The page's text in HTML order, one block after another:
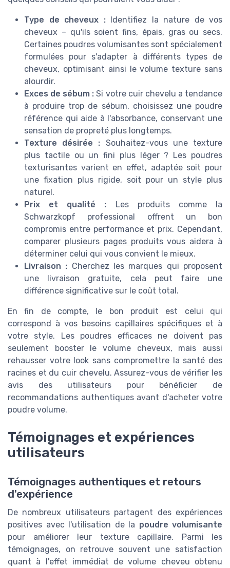
Type de cheveux :Identifiez la nature de vos
cheveux – qu'ils soient fins, épais, gras ou secs.
Certaines poudres volumisantes sont spécialement
formulées pour s'adapter à différents types de
cheveux, optimisant ainsi le volume texture sans
alourdir.
Exces de sébum : Si votre cuir chevelu a tendance
à produire trop de sébum, choisissez une poudre
référence qui aide à l'absorbance, conservant une
sensation de propreté plus longtemps.
Texture désirée : Souhaitez-vous une texture
plus tactile ou un fini plus léger ? Les poudres
texturisantes varient en effet, adaptée soit pour
une fixation plus rigide, soit pour un style plus
naturel.
Prix et qualité : Les produits comme la
Schwarzkopf professional offrent un bon
compromis entre performance et prix. Cependant,
comparer plusieurs pages produitsvous aidera à
déterminer celui qui vous convient le mieux.
Livraison : Cherchez les marques qui proposent
une livraison gratuite, cela peut faire une
différence significative sur le coût total.
En fin de compte, le bon produit est celui qui
correspond à vos besoins capillaires spécifiques et à
votre style. Les poudres efficaces ne doivent pas
seulement booster le volume cheveux, mais aussi
rehausser votre look sans compromettre la santé des
racines et du cuir chevelu. Assurez-vous de vérifier les
avis des utilisateurs pour bénéficier de
recommandations authentiques avant d'acheter votre
poudre volume.
Témoignages et expériences
utilisateurs
Témoignages authentiques et retours
d'expérience
De nombreux utilisateurs partagent des expériences
positives avec l'utilisation de la poudre volumisante
pour améliorer leur texture capillaire. Parmi les
témoignages, on retrouve souvent une satisfaction
quant à l'effet immédiat de volume cheveu obtenu